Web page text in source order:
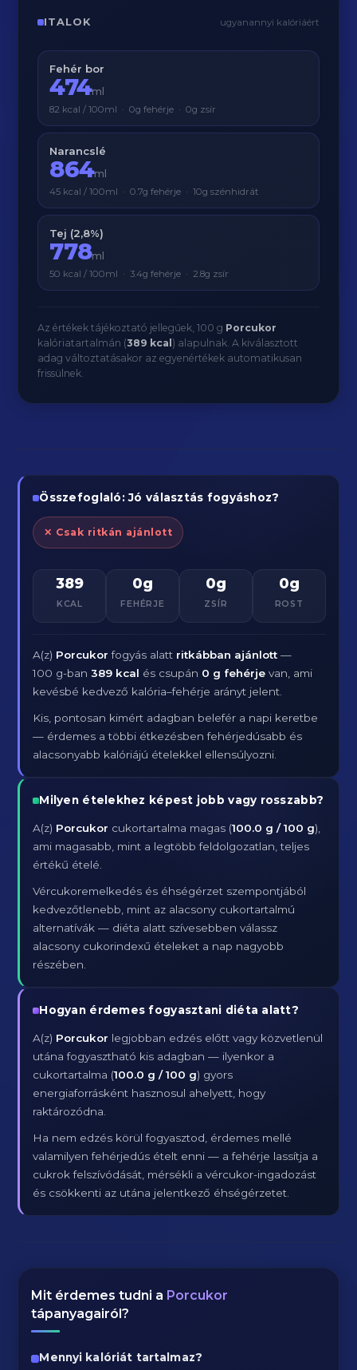
ITALOK ugyanannyi kalóriáért
Fehér bor
474ml
82 kcal / 100ml · 0g fehérje · 0g zsír
Narancslé
864ml
45 kcal / 100ml · 0.7g fehérje · 10g szénhidrát
Tej (2,8%)
778ml
50 kcal / 100ml · 3.4g fehérje · 2.8g zsír
Az értékek tájékoztató jellegűek, 100 g Porcukor
kalóriatartalmán (389 kcal ) alapulnak. A kiválasztott
adag változtatásakor az egyenértékek automatikusan
frissülnek.
Összefoglaló: Jó választás fogyáshoz?
✕ Csak ritkán ajánlott
389
KCAL
0g
FEHÉRJE
0g
ZSÍR
0g
ROST
A(z) Porcukor fogyás alatt ritkábban ajánlott —
100 g-ban389 kcal és csupán 0 g fehérje van, ami
kevésbé kedvező kalória–fehérje arányt jelent.
Kis, pontosan kimért adagban belefér a napi keretbe
— érdemes a többi étkezésben fehérjedúsabb és
alacsonyabb kalóriájú ételekkel ellensúlyozni.
Milyen ételekhez képest jobb vagy rosszabb?
A(z) Porcukor cukortartalma magas (100.0 g / 100 g),
ami magasabb, mint a legtöbb feldolgozatlan, teljes
értékű ételé.
Vércukoremelkedés és éhségérzet szempontjából
kedvezőtlenebb, mint az alacsony cukortartalmú
alternatívák — diéta alatt szívesebben válassz
alacsony cukorindexű ételeket a nap nagyobb
részében.
Hogyan érdemes fogyasztani diéta alatt?
A(z) Porcukor legjobban edzés előtt vagy közvetlenül
utána fogyasztható kis adagban — ilyenkor a
cukortartalma (100.0 g / 100 g) gyors
energiaforrásként hasznosul ahelyett, hogy
raktározódna.
Ha nem edzés körül fogyasztod, érdemes mellé
valamilyen fehérjedús ételt enni — a fehérje lassítja a
cukrok felszívódását, mérsékli a vércukor-ingadozást
és csökkenti az utána jelentkező éhségérzetet.
Mit érdemes tudni a Porcukor
tápanyagairól?
Mennyi kalóriát tartalmaz?